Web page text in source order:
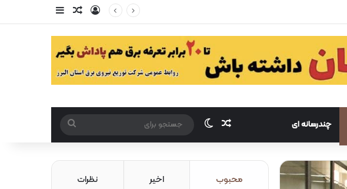
ورود مقاله تصادفی
چندرسانه ای مقاله تصادفی
تغییر پوست
برای
محبوب اخیر نظرات